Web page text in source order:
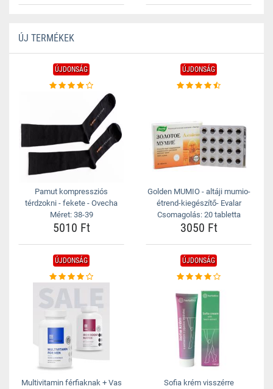
ÚJ TERMÉKEK
ÚJDONSÁG
Pamut kompressziós
térdzokni - fekete - Ovecha
Méret: 38-39
5010 Ft
ÚJDONSÁG
Golden MUMIO - altáji mumio-
étrend-kiegészítő- Evalar
Csomagolás: 20 tabletta
3050 Ft
ÚJDONSÁG
Multivitamin férfiaknak + Vas
ÚJDONSÁG
Sofia krém visszérre